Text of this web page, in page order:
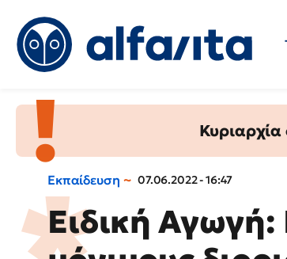
Εκπαίδευση 07.06.2022 - 16:47
Ειδική